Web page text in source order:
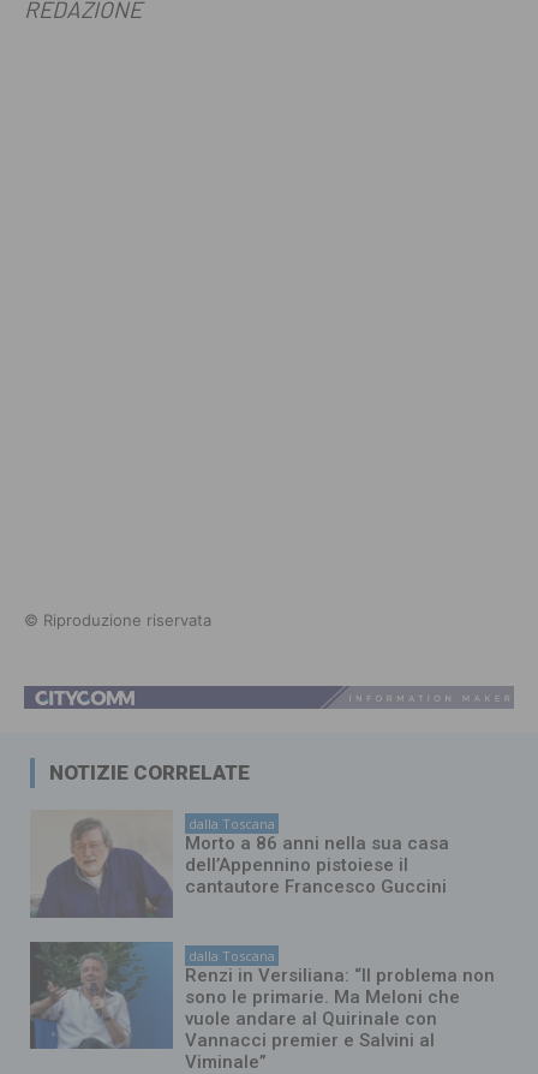
REDAZIONE
© Riproduzione riservata
NOTIZIE CORRELATE
dalla Toscana
Morto a 86 anni nella sua casa
dell’Appennino pistoiese il
cantautore Francesco Guccini
dalla Toscana
Renzi in Versiliana: “Il problema non
sono le primarie. Ma Meloni che
vuole andare al Quirinale con
Vannacci premier e Salvini al
Viminale”